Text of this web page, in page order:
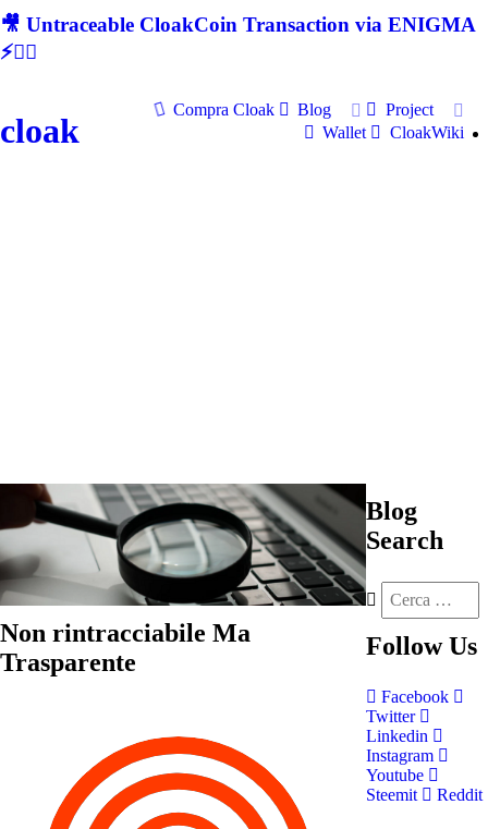
🎥 Untraceable CloakCoin Transaction via ENIGMA
⚡🕵‍♂
cloak
Compra Cloak Blog
Project
Wallet
CloakWiki
Non rintracciabile Ma
Trasparente
Blog
Search
Follow Us
Facebook
Twitter
Linkedin
Instagram
Youtube
Steemit
Reddit